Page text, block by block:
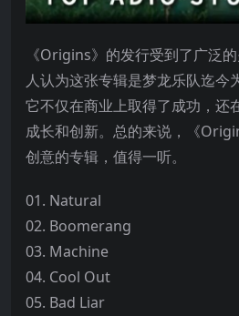
《Origins》的发行受到了广泛
人认为这张专辑是梦龙乐队迄今
它不仅在商业上取得了成功，还
成长和创新。总的来说，《
创意的专辑，值得一听。
01. Natural
02. Boomerang
03. Machine
04. Cool Out
05. Bad Liar